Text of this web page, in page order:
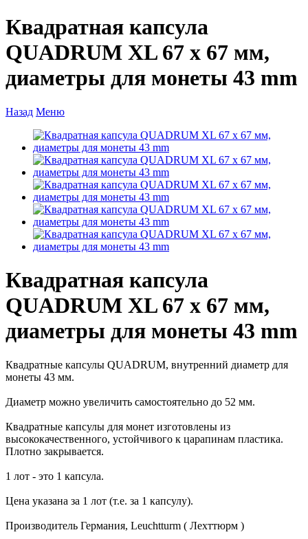
Квадратная капсула
QUADRUM XL 67 х 67 мм,
диаметры для монеты 43 mm
Назад Меню
Квадратная капсула
QUADRUM XL 67 х 67 мм,
диаметры для монеты 43 mm
Квадратные капсулы QUADRUM, внутренний диаметр для
монеты 43 мм.
Диаметр можно увеличить самостоятельно до 52 мм.
Квадратные капсулы для монет изготовлены из
высококачественного, устойчивого к царапинам пластика.
Плотно закрывается.
1 лот - это 1 капсула.
Цена указана за 1 лот (т.е. за 1 капсулу).
Производитель Германия, Leuchtturm ( Лехттюрм )